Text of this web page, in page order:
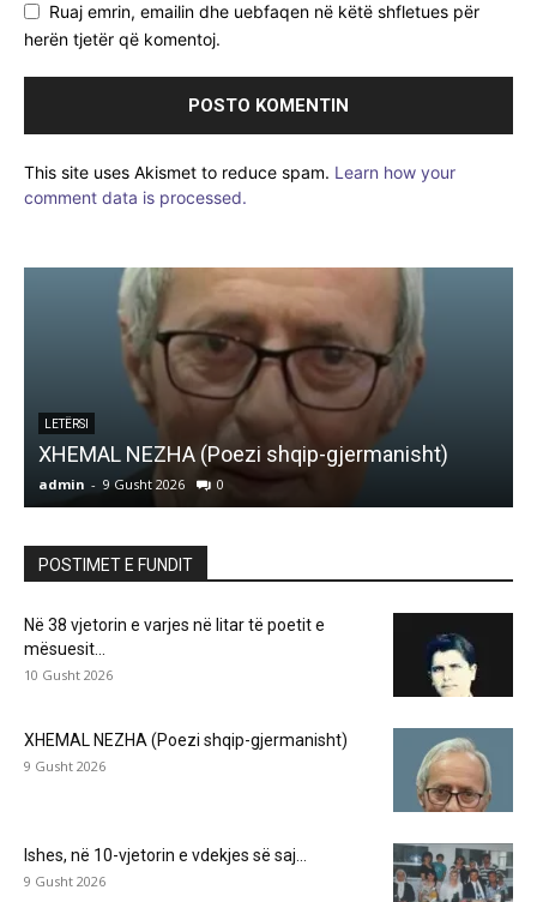
Ruaj emrin, emailin dhe uebfaqen në këtë shfletues për
herën tjetër që komentoj.
This site uses Akismet to reduce spam. Learn how your
comment data is processed.
LETËRSI
XHEMAL NEZHA (Poezi shqip-gjermanisht)
admin - 9 Gusht 2026 0
POSTIMET E FUNDIT
Në 38 vjetorin e varjes në litar të poetit e
mësuesit...
10 Gusht 2026
XHEMAL NEZHA (Poezi shqip-gjermanisht)
9 Gusht 2026
Ishes, në 10-vjetorin e vdekjes së saj…
9 Gusht 2026